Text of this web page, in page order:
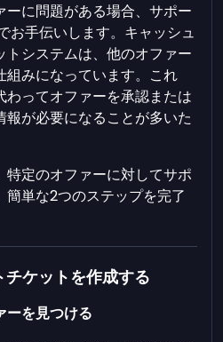
ーに問題がある場合、サポー
お手伝いします。キャッシュ
システムは、他のオファー
組みになっています。これ
わってオファーを承認または
が必要になることが多いた
定のオファーに対してサポ
単な2つのステップを完了
ケットを作成する
ーを見つける